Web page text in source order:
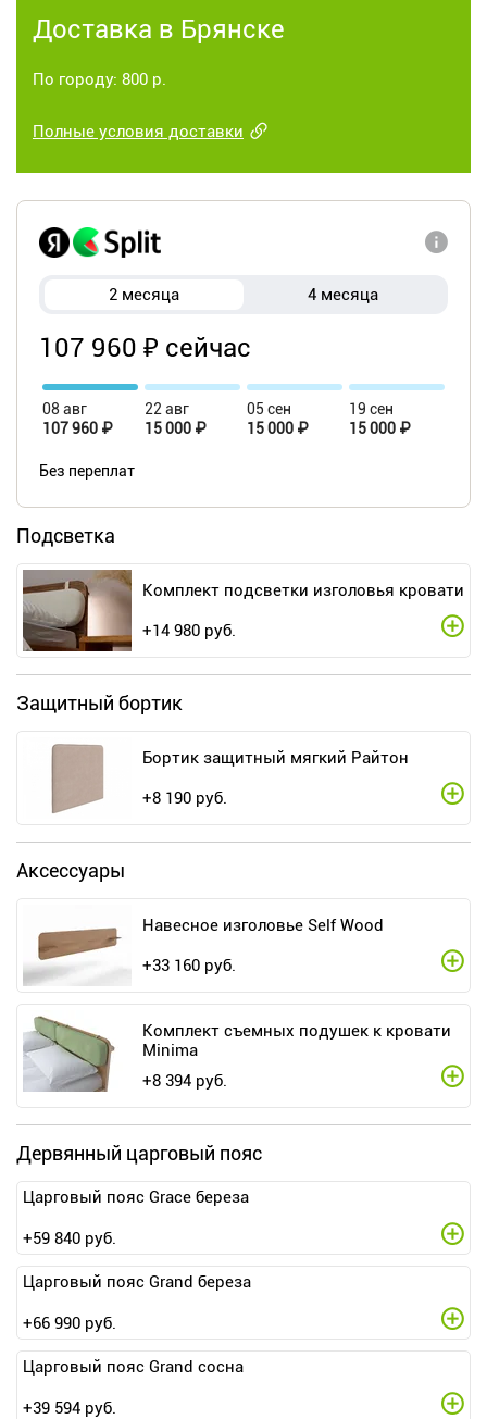
Доставка в Брянске
По городу: 800 р.
Полные условия доставки
2 месяца 4 месяца
107 960 ₽ сейчас
08 авг
107 960 ₽
22 авг
15 000 ₽
05 сен
15 000 ₽
19 сен
15 000 ₽
Без переплат
Подсветка
Комплект подсветки изголовья кровати
+14 980 руб.
Защитный бортик
Бортик защитный мягкий Райтон
+8 190 руб.
Аксессуары
Навесное изголовье Self Wood
+33 160 руб.
Комплект съемных подушек к кровати
Minima
+8 394 руб.
Дервянный царговый пояс
Царговый пояс Grace береза
+59 840 руб.
Царговый пояс Grand береза
+66 990 руб.
Царговый пояс Grand сосна
+39 594 руб.